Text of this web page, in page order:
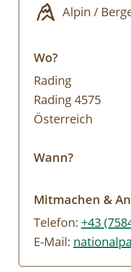
Alpin /
Wo?
Rading
Rading 4575
Österreich
Wann?
Mitmachen &
Telefon: +43
E-Mail: